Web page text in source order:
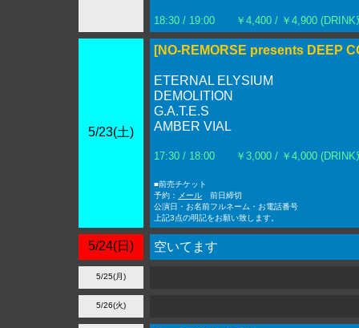
18:30 / 19:00 ￥4,400 / ￥4,900 (DRINK
5/23(土)
[NO-REMORSE presents DEEP
ETERNAL ELYSIUM
DEMOLITION
G.A.T.E.S
AMBER VIAL
17:30 / 18:00 ￥3,000 / ￥4,000 (DRINK
■前売チケット
予約：
メール 前日締切
公演日・お名前フルネーム・お電話番号
上記3点の明記をお願い致します。
5/24(日) 空いてます
5/25(月)
5/26(火)